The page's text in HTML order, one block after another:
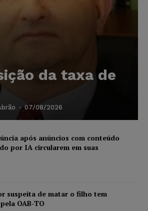
da taxa de
- 07/08/2026
após anúncios com conteúdo
por IA circularem em suas
suspeita de matar o filho tem
OAB-TO